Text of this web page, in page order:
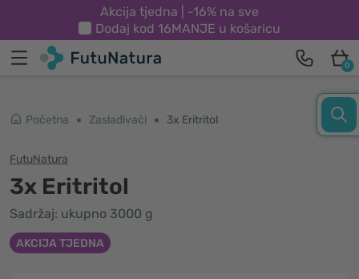
Akcija tjedna | -16% na sve
Dodaj kod 16MANJE u košaricu
0
Početna Zaslađivači 3x Eritritol
FutuNatura
3x Eritritol
Sadržaj: ukupno 3000 g
AKCIJA TJEDNA